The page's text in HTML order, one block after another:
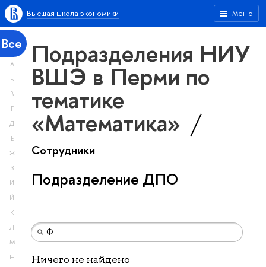
Меню
Высшая школа экономики
Все
А
Б
В
Г
Д
Е
Ж
З
И
Й
К
Л
М
Н
Подразделения НИУ
ВШЭ в Перми по
тематике
«Математика»
Сотрудники
Подразделение ДПО
Ничего не найдено